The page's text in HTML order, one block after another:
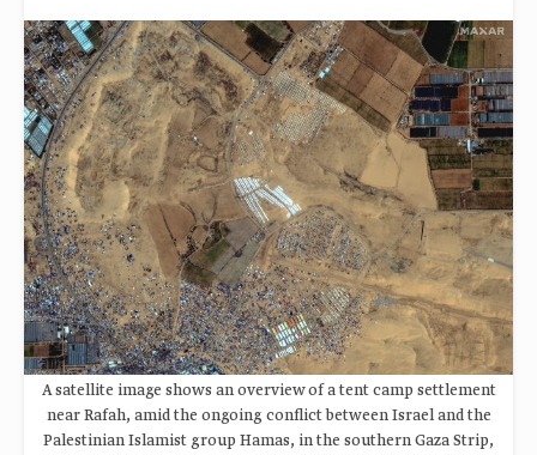
A satellite image shows an overview of a tent camp settlement
near Rafah, amid the ongoing conflict between Israel and the
Palestinian Islamist group Hamas, in the southern Gaza Strip,